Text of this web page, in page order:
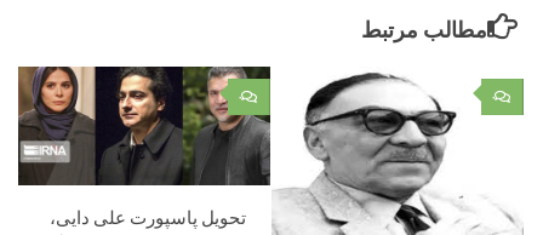
مطالب مرتبط
۰
تحویل پاسپورت علی دایی،
۰